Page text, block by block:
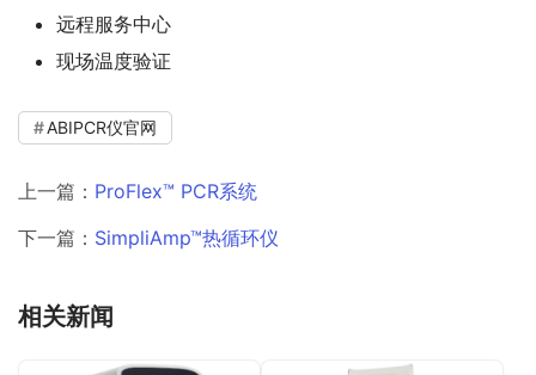
远程服务中心
现场温度验证
ABIPCR仪官网
上一篇： ProFlex™ PCR系统
下一篇： SimpliAmp™热循环仪
相关新闻